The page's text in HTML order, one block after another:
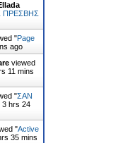
ΠΡΕΣΒΗΣ
"Page
ago
viewed
11 mins
"ΣΑΝ
3 hrs 24
"Active
35 mins